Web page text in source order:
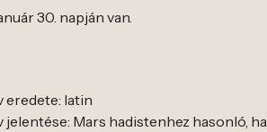
30. napján van.
eredete: latin
jelentése: Mars hadistenhez hasonló,